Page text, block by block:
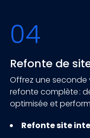
04
Refonte de
Offrez une seconde
refonte complète :
optimisée et
Refonte site